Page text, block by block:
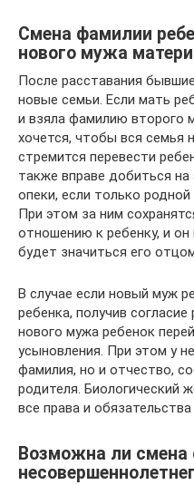
Смена фамилии
нового мужа матери
После расставания
новые семьи. Если мать
и взяла фамилию второго
хочется, чтобы вся семья
стремится перевести
также вправе добиться на
опеки, если только
При этом за ним
отношению к ребенку, и
будет значиться его
В случае если новый муж
ребенка, получив
нового мужа ребенок
усыновления. При этом у
фамилия, но и отчество,
родителя. Биологический
все права и
Возможна ли смена